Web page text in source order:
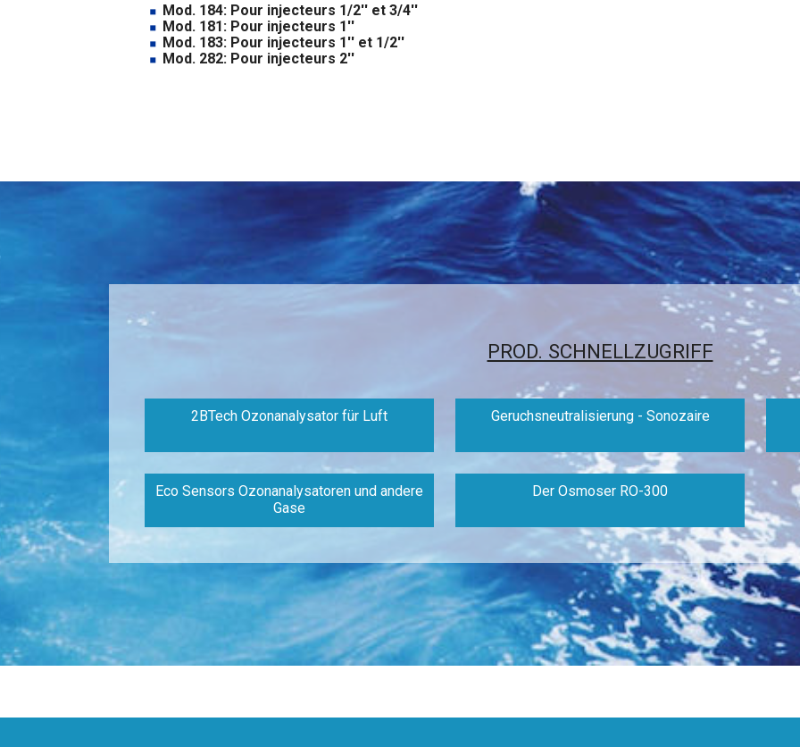
Mod. 184: Pour injecteurs 1/2'' et 3/4''
Mod. 181: Pour injecteurs 1''
Mod. 183: Pour injecteurs 1'' et 1/2''
Mod. 282: Pour injecteurs 2''
PROD. SCHNELLZUGRIFF
2BTech Ozonanalysator für Luft Geruchsneutralisierung - Sonozaire
Eco Sensors Ozonanalysatoren und andere
Gase
Der Osmoser RO-300